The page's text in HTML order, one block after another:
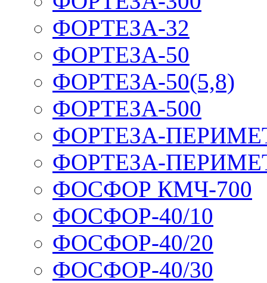
ФОРТЕЗА-32
ФОРТЕЗА-50
ФОРТЕЗА-50(5,8)
ФОРТЕЗА-500
ФОРТЕЗА-
ФОРТЕЗА-
ФОСФОР КМЧ-700
ФОСФОР-40/10
ФОСФОР-40/20
ФОСФОР-40/30